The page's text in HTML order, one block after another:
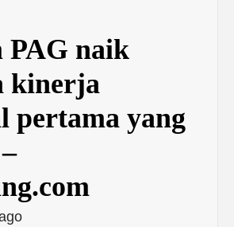
PAG naik
kinerja
pertama yang